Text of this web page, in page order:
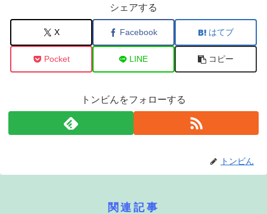
シェアする
X Facebook はてブ
Pocket LINE コピー
トンビんをフォローする
トンビん
関連記事